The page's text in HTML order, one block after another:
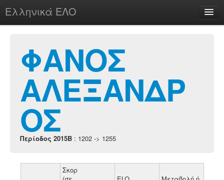
Ελληνικά ΕΛΟ
chesstu.be @ discord
Login
ΦΑΝΟΣ
ΑΛΕΞΑΝΔΡ
ΟΣ
Περίοδος 2015B : 1202 -> 1255
Σκορ